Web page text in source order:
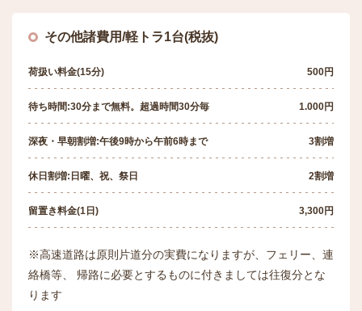
その他諸費用/軽トラ1台(税抜)
荷扱い料金(15分) 500円
待ち時間:30分まで無料。超過時間30分毎 1.000円
深夜・早朝割増:午後9時から午前6時まで 3割増
休日割増:日曜、祝、祭日 2割増
留置き料金(1日) 3,300円
※高速道路は原則片道分の実費になりますが、フェリー、連
絡橋等、 帰路に必要とするものに付きましては往復分とな
ります